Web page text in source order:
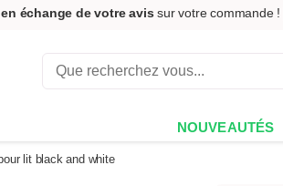
en échange de votre avis sur votre commande !
NOUVEAUTÉS
lit black and white